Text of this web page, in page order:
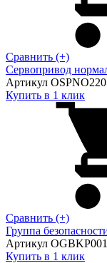
Сравнить (+)
Сервопривод
Артикул OSPNO220
Купить в 1 клик
Сравнить (+)
Группа
Артикул OGBKP001
Купить в 1 клик